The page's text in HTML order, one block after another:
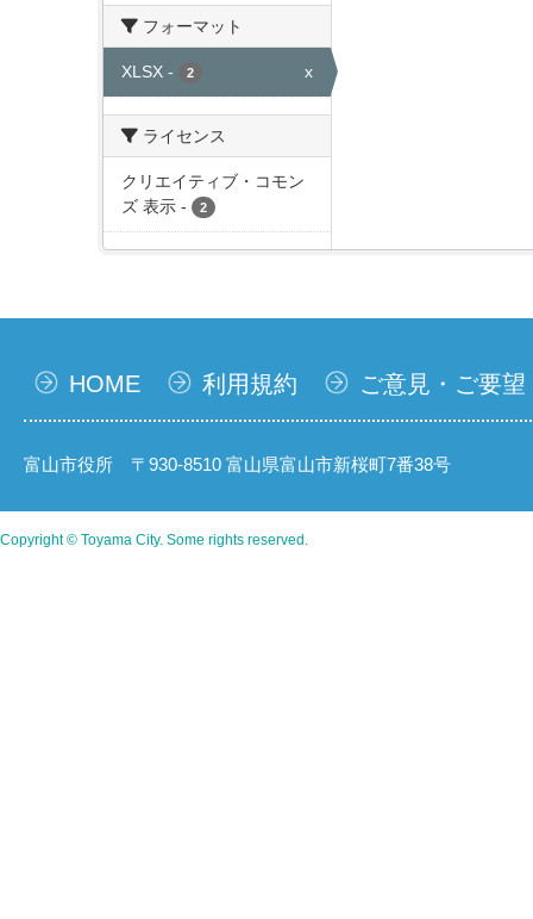
フォーマット
XLSX - 2 x
ライセンス
クリエイティブ・コモン
ズ 表示 - 2
HOME 利用規約 ご意見・ご要望
富山市役所 〒930-8510 富山県富山市新桜町7番38号
Copyright © Toyama City. Some rights reserved.